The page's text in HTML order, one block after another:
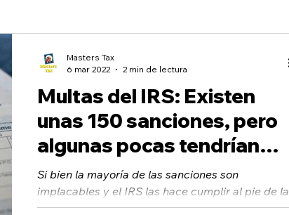
Multas del IRS: Existen
unas 150 sanciones, pero
algunas pocas tendrían
alivio
Si bien la mayoría de las sanciones son
implacables y el IRS las hace cumplir al pie de la
letra, un puñado de ellas pueden tener alivio...
Masters Tax
6 mar 2022
2 min de lectura